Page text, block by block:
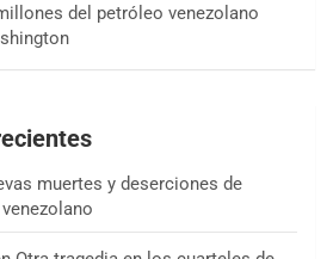
del petróleo venezolano
muertes y deserciones de